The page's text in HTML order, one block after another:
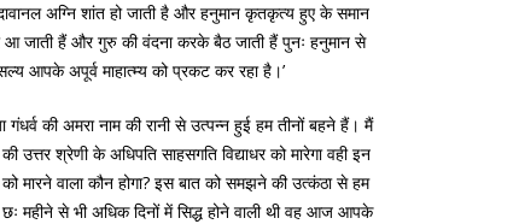
अग्नि शांत हो जाती है और हनुमान कृतकृत्य हुए के समान
जाती हैं और गुरु की वंदना करके बैठ जाती हैं पुनः हनुमान से
आपके अपूर्व माहात्म्य को प्रकट कर रहा है।’
की अमरा नाम की रानी से उत्पन्न हुई हम तीनों बहने हैं। मैं
उत्तर श्रेणी के अधिपति साहसगति विद्याधर को मारेगा वही इन
को मारने वाला कौन होगा? इस बात को समझने की उत्कंठा से हम
छः महीने से भी अधिक दिनों में सिद्ध होने वाली थी वह आज आपके